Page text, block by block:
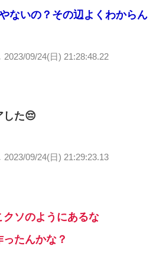
ないの？その辺よくわからん
2023/09/24(日) 21:28:48.22
した😔
2023/09/24(日) 21:29:23.13
ソのようにあるな
たんかな？